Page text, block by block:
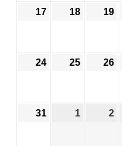
17 18 19
24 25 26
31 1 2